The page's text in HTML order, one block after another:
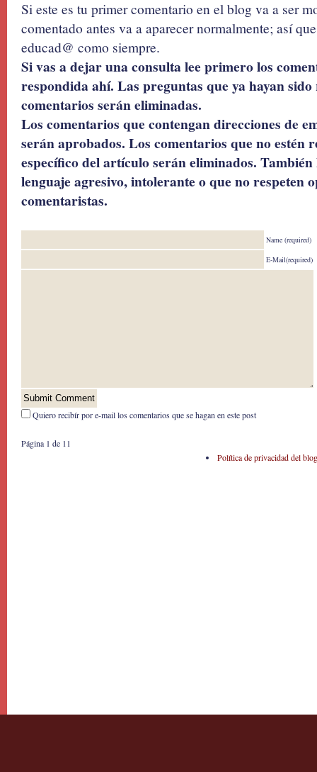
Si este es tu primer comentario en el blog va a ser
comentado antes va a aparecer normalmente; así
educad@ como siempre.
Si vas a dejar una consulta lee primero los
respondida ahí. Las preguntas que ya hayan
comentarios serán eliminadas.
Los comentarios que contengan direcciones de
serán aprobados. Los comentarios que no estén
específico del artículo serán eliminados.
lenguaje agresivo, intolerante o que no respeten
comentaristas.
Name (required)
E-Mail(required)
Quiero recibír por e-mail los comentarios que se hagan en este post
Página 1 de 1 1
Política de privacidad del